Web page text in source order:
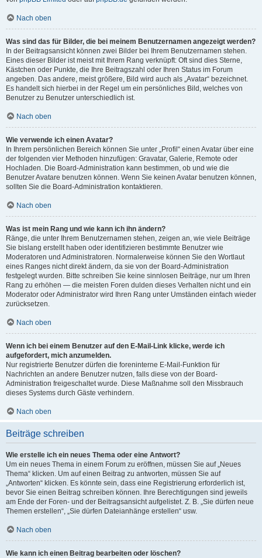
Nach oben
Was sind das für Bilder, die bei meinem Benutzernamen angezeigt werden?
In der Beitragsansicht können zwei Bilder bei Ihrem Benutzernamen stehen.
Eines dieser Bilder ist meist mit Ihrem Rang verknüpft: Oft sind dies Sterne,
Kästchen oder Punkte, die Ihre Beitragszahl oder Ihren Status im Forum
angeben. Das andere, meist größere, Bild wird auch als „Avatar“ bezeichnet.
Es handelt sich hierbei in der Regel um ein persönliches Bild, welches von
Benutzer zu Benutzer unterschiedlich ist.
Nach oben
Wie verwende ich einen Avatar?
In Ihrem persönlichen Bereich können Sie unter „Profil“ einen Avatar über eine
der folgenden vier Methoden hinzufügen: Gravatar, Galerie, Remote oder
Hochladen. Die Board-Administration kann bestimmen, ob und wie die
Benutzer Avatare benutzen können. Wenn Sie keinen Avatar benutzen können,
sollten Sie die Board-Administration kontaktieren.
Nach oben
Was ist mein Rang und wie kann ich ihn ändern?
Ränge, die unter Ihrem Benutzernamen stehen, zeigen an, wie viele Beiträge
Sie bislang erstellt haben oder identifizieren bestimmte Benutzer wie
Moderatoren und Administratoren. Normalerweise können Sie den Wortlaut
eines Ranges nicht direkt ändern, da sie von der Board-Administration
festgelegt wurden. Bitte schreiben Sie keine sinnlosen Beiträge, nur um Ihren
Rang zu erhöhen — die meisten Foren dulden dieses Verhalten nicht und ein
Moderator oder Administrator wird Ihren Rang unter Umständen einfach wieder
zurücksetzen.
Nach oben
Wenn ich bei einem Benutzer auf den E-Mail-Link klicke, werde ich
aufgefordert, mich anzumelden.
Nur registrierte Benutzer dürfen die foreninterne E-Mail-Funktion für
Nachrichten an andere Benutzer nutzen, falls diese von der Board-
Administration freigeschaltet wurde. Diese Maßnahme soll den Missbrauch
dieses Systems durch Gäste verhindern.
Nach oben
Beiträge schreiben
Wie erstelle ich ein neues Thema oder eine Antwort?
Um ein neues Thema in einem Forum zu eröffnen, müssen Sie auf „Neues
Thema“ klicken. Um auf einen Beitrag zu antworten, müssen Sie auf
„Antworten“ klicken. Es könnte sein, dass eine Registrierung erforderlich ist,
bevor Sie einen Beitrag schreiben können. Ihre Berechtigungen sind jeweils
am Ende der Foren- und der Beitragsansicht aufgelistet. Z. B. „Sie dürfen neue
Themen erstellen“, „Sie dürfen Dateianhänge erstellen“ usw.
Nach oben
Wie kann ich einen Beitrag bearbeiten oder löschen?